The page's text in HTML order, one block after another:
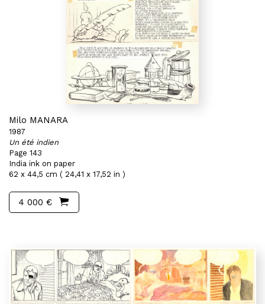
Milo MANARA
1987
Un été indien
Page 143
India ink on paper
62 x 44,5 cm ( 24,41 x 17,52 in )
4 000 €